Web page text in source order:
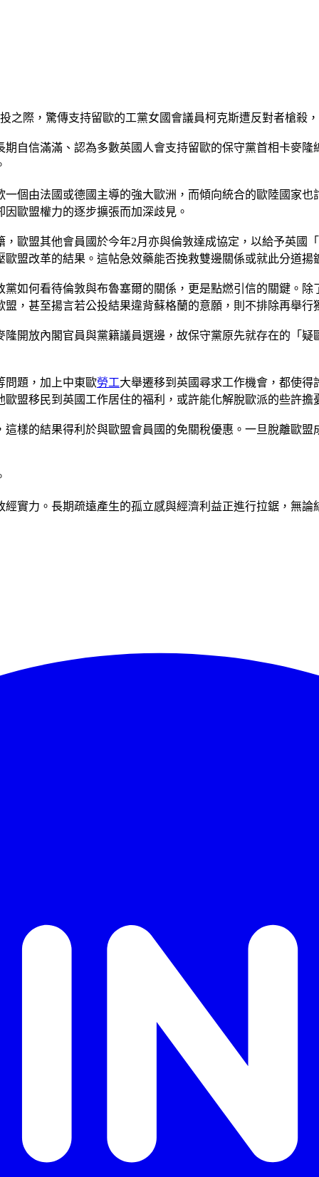
之際，驚傳支持留歐的工黨女國會議員柯克斯遭反對者槍殺
自信滿滿、認為多數英國人會支持留歐的保守黨首相卡麥
個由法國或德國主導的強大歐洲，而傾向統合的歐陸國家
歐盟權力的逐步擴張而加深歧見。
歐盟其他會員國於今年2月亦與倫敦達成協定，以給予英國
盟改革的結果。這帖急效藥能否挽救雙邊關係或就此分道揚
如何看待倫敦與布魯塞爾的關係，更是點燃引信的關鍵。
，甚至揚言若公投結果違背蘇格蘭的意願，則不排除再舉
開放內閣官員與黨籍議員選邊，故保守黨原先就存在的「
問題，加上中東歐勞工大舉遷移到英國尋求工作機會，都使
盟移民到英國工作居住的福利，或許能化解脫歐派的些許擔
樣的結果得利於與歐盟會員國的免關稅優惠。一旦脫離歐
實力。長期疏遠產生的孤立感與經濟利益正進行拉鋸，無